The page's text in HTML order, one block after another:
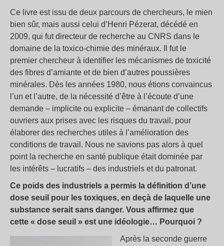
Ce livre est issu de deux parcours de chercheurs, le mien
bien sûr, mais aussi celui d’Henri Pézerat, décédé en
2009, qui fut directeur de recherche au CNRS dans le
domaine de la toxico-chimie des minéraux. Il fut le
premier chercheur à identifier les mécanismes de toxicité
des fibres d’amiante et de bien d’autres poussières
minérales. Dès les années 1980, nous étions convaincus
l’un et l’autre, de la nécessité d’être à l’écoute d’une
demande – implicite ou explicite – émanant de collectifs
ouvriers aux prises avec les risques du travail, pour
élaborer des recherches utiles à l’amélioration des
conditions de travail. Nous ne savions pas alors à quel
point la recherche en santé publique était dominée par
les intérêts – lucratifs – des industriels et du patronat.
Ce poids des industriels a permis la définition d’une
dose seuil pour les toxiques, en deçà de laquelle une
substance serait sans danger. Vous affirmez que
cette « dose seuil » est une idéologie… Pourquoi ?
Après la seconde guerre